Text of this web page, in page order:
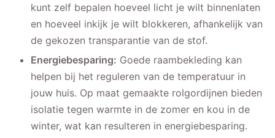
kunt zelf bepalen hoeveel licht je wilt binnenlaten
en hoeveel inkijk je wilt blokkeren, afhankelijk van
de gekozen transparantie van de stof.
Energiebesparing: Goede raambekleding kan
helpen bij het reguleren van de temperatuur in
jouw huis. Op maat gemaakte rolgordijnen bieden
isolatie tegen warmte in de zomer en kou in de
winter, wat kan resulteren in energiebesparing.